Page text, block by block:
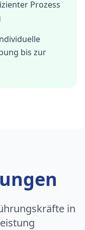
Prozess
bis zur
in